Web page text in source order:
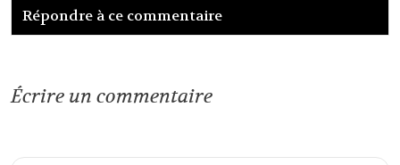
Répondre à ce commentaire
Écrire un commentaire